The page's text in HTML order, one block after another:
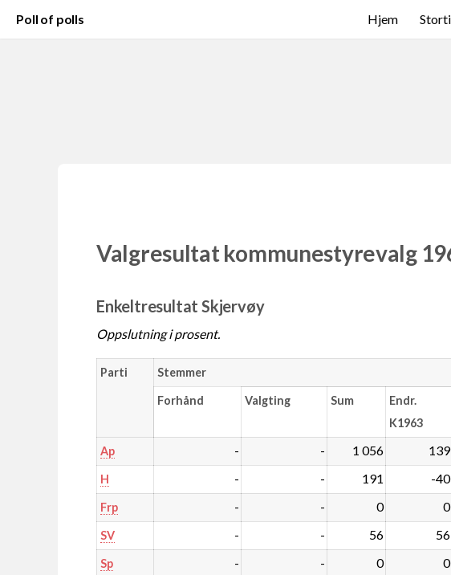
Poll of polls Hjem
Valgresultat kommunestyrevalg
Enkeltresultat Skjervøy
Oppslutning i prosent.
Parti Stemmer
Forhånd Valgting Sum
Endr.
K1963
Ap - - 1 056 139
H - - 191 -40
Frp - - 0 0
SV - - 56 56
Sp - - 0 0